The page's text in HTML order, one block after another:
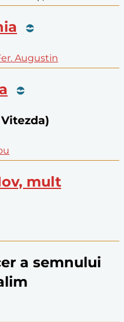
Augustin
mult
a semnului